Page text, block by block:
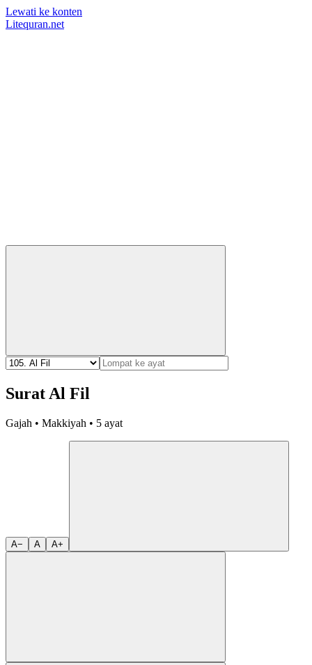
Lewati ke konten
Litequran.net
Surat Al Fil
Gajah • Makkiyah • 5 ayat
A− A A+